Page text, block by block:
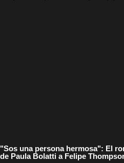
"Sos una persona hermosa": El
de Paula Bolatti a Felipe